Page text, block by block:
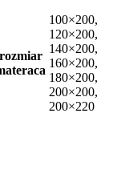
rozmiar
100×200,
120×200,
140×200,
160×200,
180×200,
200×200,
200×220